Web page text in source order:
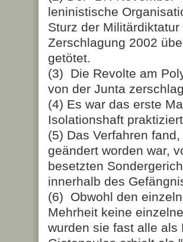
leninistische
Sturz der
Zerschlagung 2002
getötet.
(3) Die Revolte am
von der Junta
(4) Es war das erste
Isolationshaft
(5) Das Verfahren
geändert worden war,
besetzten
innerhalb des
(6) Obwohl den
Mehrheit keine
wurden sie fast alle als